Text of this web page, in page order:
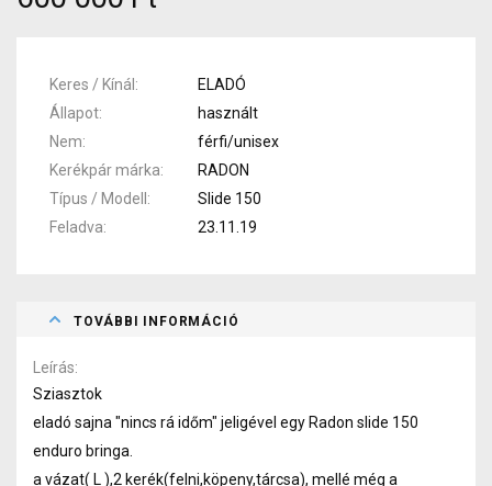
Keres / Kínál
ELADÓ
Állapot
használt
Nem
férfi/unisex
Kerékpár márka
RADON
Típus / Modell
Slide 150
Feladva
23.11.19
TOVÁBBI INFORMÁCIÓ
Leírás
Sziasztok
eladó sajna "nincs rá időm" jeligével egy Radon slide 150
enduro bringa.
a vázat( L ),2 kerék(felni,köpeny,tárcsa), mellé még a